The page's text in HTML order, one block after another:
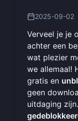
2025-09-02
Verveel je je
achter een
wat plezier
we allemaal!
gratis en
geen
uitdaging zijn.